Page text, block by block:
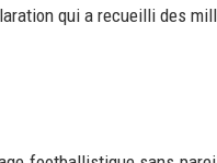
qui a recueilli des